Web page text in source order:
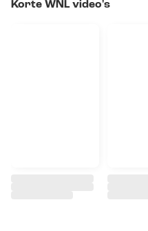
Korte WNL video's